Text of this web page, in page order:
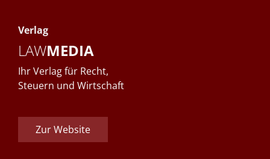
Verlag
LAWMEDIA
Ihr Verlag für Recht,
Steuern und Wirtschaft
Zur Website